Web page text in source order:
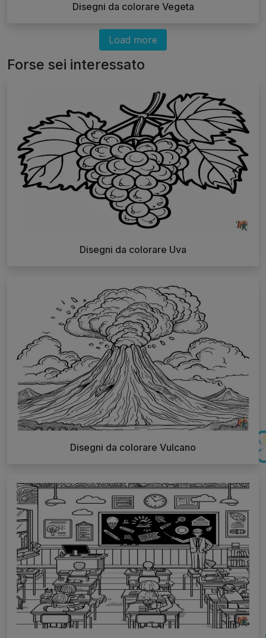
Disegni da colorare Vegeta
Load more
Forse sei interessato
Disegni da colorare Uva
Disegni da colorare Vulcano